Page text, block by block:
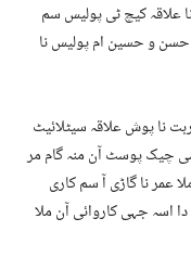
نا علاقہ کیچ ٹی پولیس سم
حسن و حسین ام پولیس نا
نا پوش علاقہ سیٹلائیٹ
چیک پوسٹ آن منہ گام مر
عمر نا گاڑی آ سم کاری
اسہ جہی کاروائی آن ملا